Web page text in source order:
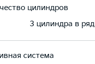
цилиндров
3 цилиндра в ряд
система